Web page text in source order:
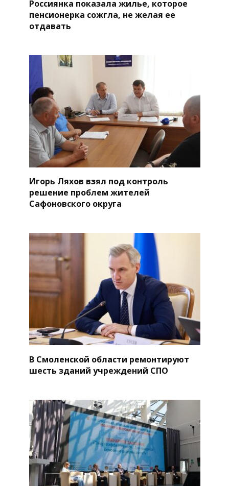
Россиянка показала жилье, которое
пенсионерка сожгла, не желая ее
отдавать
Игорь Ляхов взял под контроль
решение проблем жителей
Сафоновского округа
В Смоленской области ремонтируют
шесть зданий учреждений СПО